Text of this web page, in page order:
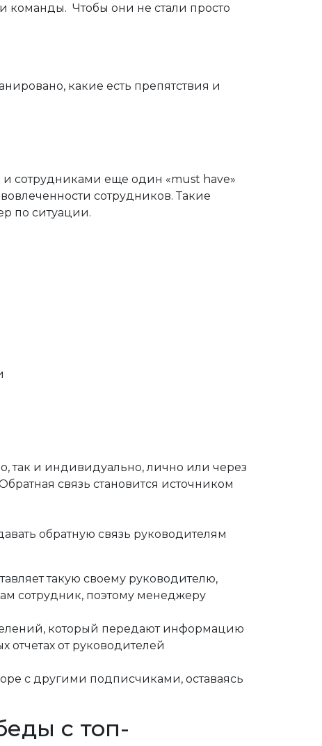
Чтобы они не стали просто
какие есть препятствия и
сотрудниками еще один «must have»
сотрудников. Такие
по ситуации.
так и индивидуально, лично или через
связь становится источником
обратную связь руководителям
такую своему руководителю,
сотрудник, поэтому менеджеру
который передают информацию
от руководителей
с другими подписчиками, оставаясь
с топ-